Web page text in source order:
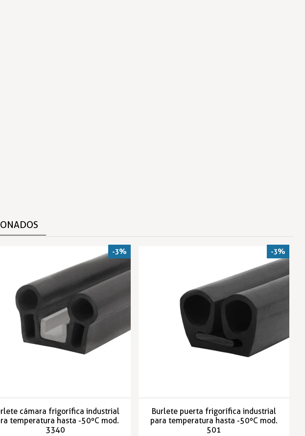
cámara frigorífica industrial
temperatura hasta -50ºC mod.
3340
-3%
Burlete puerta frigorífica industrial
para temperatura hasta -50ºC mod.
501
-3%